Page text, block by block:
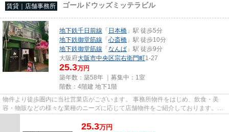
賃貸｜店舗事務所 ゴールドウッズミッテラビル
地下鉄千日前線 「 日本橋 」駅 徒歩5分
地下鉄御堂筋線 「心斎橋 」駅 徒歩10分
地下鉄御堂筋線 「なんば 」駅 徒歩9分
大阪府大阪市中央区宗右衛門町1-27
25.3万円
築年数：築58年 ｜募集中： 1室
階数：4階建 地下1階
物件より徒歩圏内に当社営業店がございます。 事務所物件をはじめ、飲食・美
容・物販などの様々な業種のニーズに応じて店舗物件をご紹介しております。
尚、弊社ではおとり広告は一切...
25.3万円